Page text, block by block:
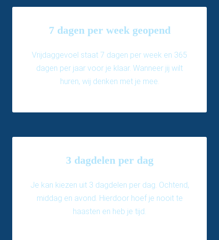
7 dagen per week geopend
Vrijdaggevoel staat 7 dagen per week en 365
dagen per jaar voor je klaar. Wanneer jij wilt
huren, wij denken met je mee.
3 dagdelen per dag
Je kan kiezen uit 3 dagdelen per dag. Ochtend,
middag en avond. Hierdoor hoef je nooit te
haasten en heb je tijd.